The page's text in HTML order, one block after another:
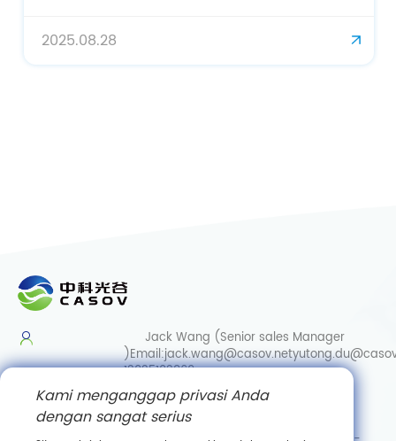
2025.08.28
Jack Wang (Senior sales Manager
)Email:jack.wang@casov.net
13035103869
Services & Suggestions
Email:info@casovbio.net
Kami menganggap privasi Anda
dengan sangat serius